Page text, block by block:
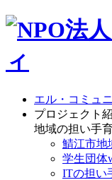
エル・コミュ
プロジェクト
地域の担い手
鯖江市地
学生団体
ITの担い